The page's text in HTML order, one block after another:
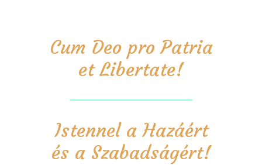
Cum Deo pro Patria
et Libertate!
Istennel a Hazáért
és a Szabadságért!